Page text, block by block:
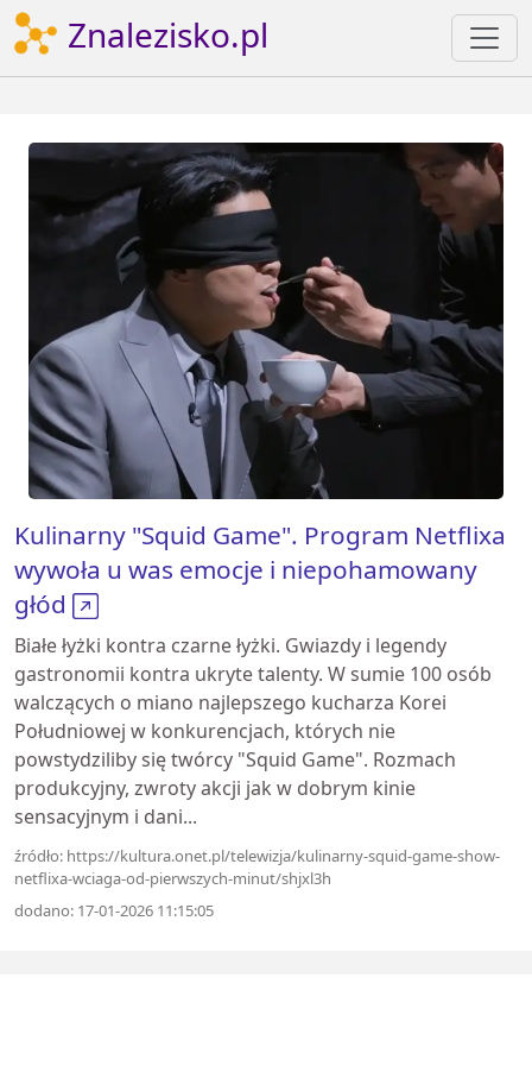
Znalezisko.pl
Kulinarny "Squid Game". Program Netflixa
wywoła u was emocje i niepohamowany
głód
Białe łyżki kontra czarne łyżki. Gwiazdy i legendy
gastronomii kontra ukryte talenty. W sumie 100 osób
walczących o miano najlepszego kucharza Korei
Południowej w konkurencjach, których nie
powstydziliby się twórcy "Squid Game". Rozmach
produkcyjny, zwroty akcji jak w dobrym kinie
sensacyjnym i dani...
źródło: https://kultura.onet.pl/telewizja/kulinarny-squid-game-show-
netflixa-wciaga-od-pierwszych-minut/shjxl3h
dodano: 17-01-2026 11:15:05